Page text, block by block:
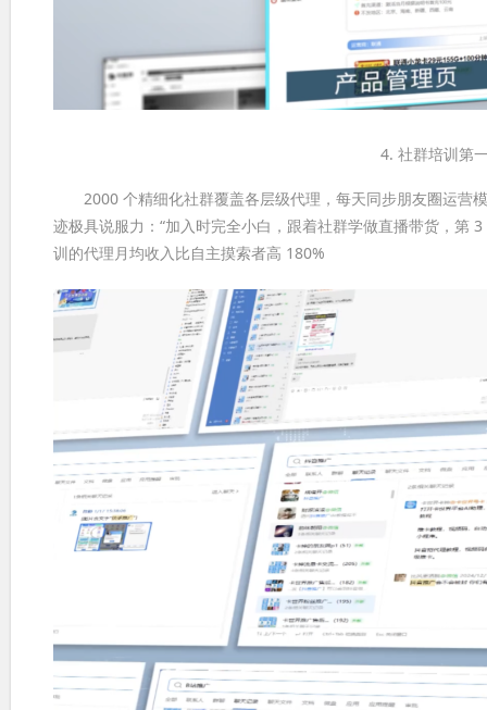
4. 社群培训第
2000 个精细化社群覆盖各层级代理，每天同步朋友圈运营
迹极具说服力：“加入时完全小白，跟着社群学做直播带货，第
训的代理月均收入比自主摸索者高 180%